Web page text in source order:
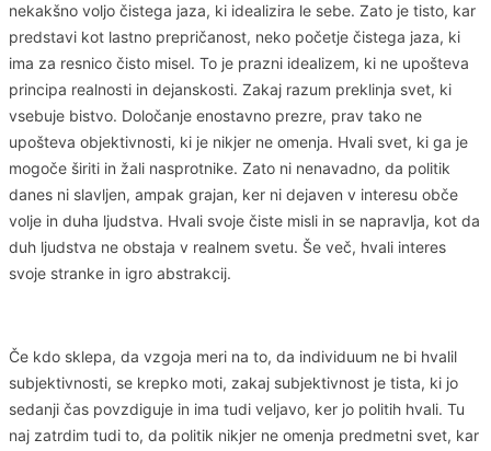
nekakšno voljo čistega jaza, ki idealizira le sebe. Zato je tisto, kar
predstavi kot lastno prepričanost, neko početje čistega jaza, ki
ima za resnico čisto misel. To je prazni idealizem, ki ne upošteva
principa realnosti in dejanskosti. Zakaj razum preklinja svet, ki
vsebuje bistvo. Določanje enostavno prezre, prav tako ne
upošteva objektivnosti, ki je nikjer ne omenja. Hvali svet, ki ga je
mogoče širiti in žali nasprotnike. Zato ni nenavadno, da politik
danes ni slavljen, ampak grajan, ker ni dejaven v interesu obče
volje in duha ljudstva. Hvali svoje čiste misli in se napravlja, kot da
duh ljudstva ne obstaja v realnem svetu. Še več, hvali interes
svoje stranke in igro abstrakcij.
Če kdo sklepa, da vzgoja meri na to, da individuum ne bi hvalil
subjektivnosti, se krepko moti, zakaj subjektivnost je tista, ki jo
sedanji čas povzdiguje in ima tudi veljavo, ker jo politih hvali. Tu
naj zatrdim tudi to, da politik nikjer ne omenja predmetni svet, kar